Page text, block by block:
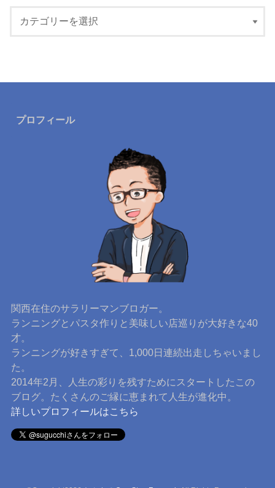
プロフィール
関西在住のサラリーマンブロガー。
ランニングとパスタ作りと美味しい店巡りが大好きな40
才。
ランニングが好きすぎて、1,000日連続出走しちゃいまし
た。
2014年2月、人生の彩りを残すためにスタートしたこの
ブログ。たくさんのご縁に恵まれて人生が進化中。
詳しいプロフィールはこちら